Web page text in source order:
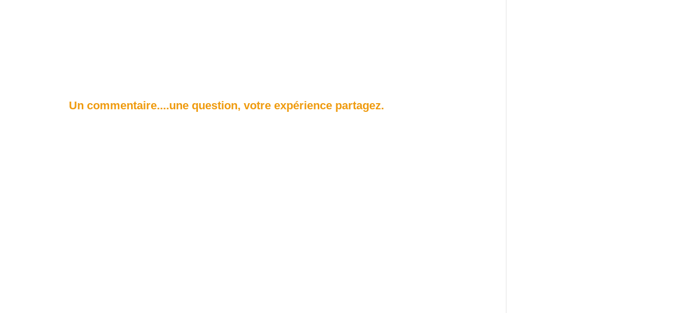
Un commentaire....une question, votre expérience partagez.